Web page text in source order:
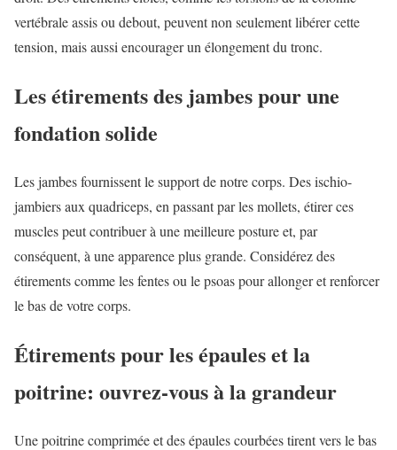
vertébrale assis ou debout, peuvent non seulement libérer cette
tension, mais aussi encourager un élongement du tronc.
Les étirements des jambes pour une
fondation solide
Les jambes fournissent le support de notre corps. Des ischio-
jambiers aux quadriceps, en passant par les mollets, étirer ces
muscles peut contribuer à une meilleure posture et, par
conséquent, à une apparence plus grande. Considérez des
étirements comme les fentes ou le psoas pour allonger et renforcer
le bas de votre corps.
Étirements pour les épaules et la
poitrine: ouvrez-vous à la grandeur
Une poitrine comprimée et des épaules courbées tirent vers le bas